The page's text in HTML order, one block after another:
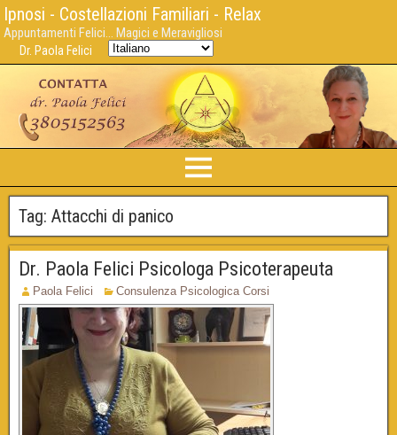
Ipnosi - Costellazioni Familiari - Relax
Appuntamenti Felici... Magici e Meravigliosi
Dr. Paola Felici
Tag: Attacchi di panico
Dr. Paola Felici Psicologa Psicoterapeuta
Paola Felici Consulenza Psicologica Corsi